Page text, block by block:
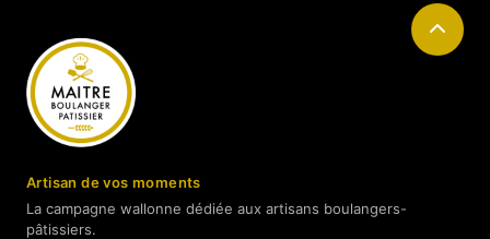
Artisan de vos moments
La campagne wallonne dédiée aux artisans boulangers-
pâtissiers.